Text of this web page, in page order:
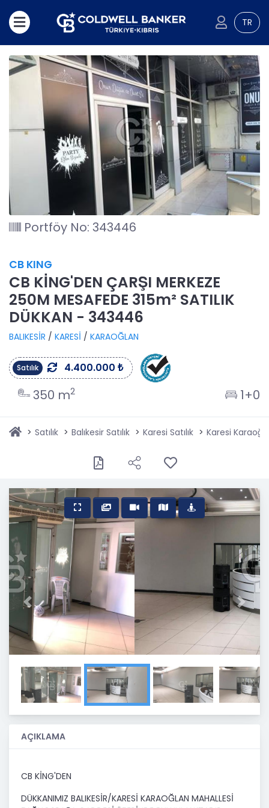
TR
Portföy No: 343446
CB KING
CB KİNG'DEN ÇARŞI MERKEZE
250M MESAFEDE 315m² SATILIK
DÜKKAN - 343446
BALIKESİR / KARESİ / KARAOĞLAN
Satılık 4.400.000 ₺
350 m2 1+0
Satılık Balıkesir Satılık Karesi Satılık Karesi
Previous Next
AÇIKLAMA
CB KİNG'DEN
DÜKKANIMIZ BALIKESİR/KARESİ KARAOĞLAN MAHALLESİ